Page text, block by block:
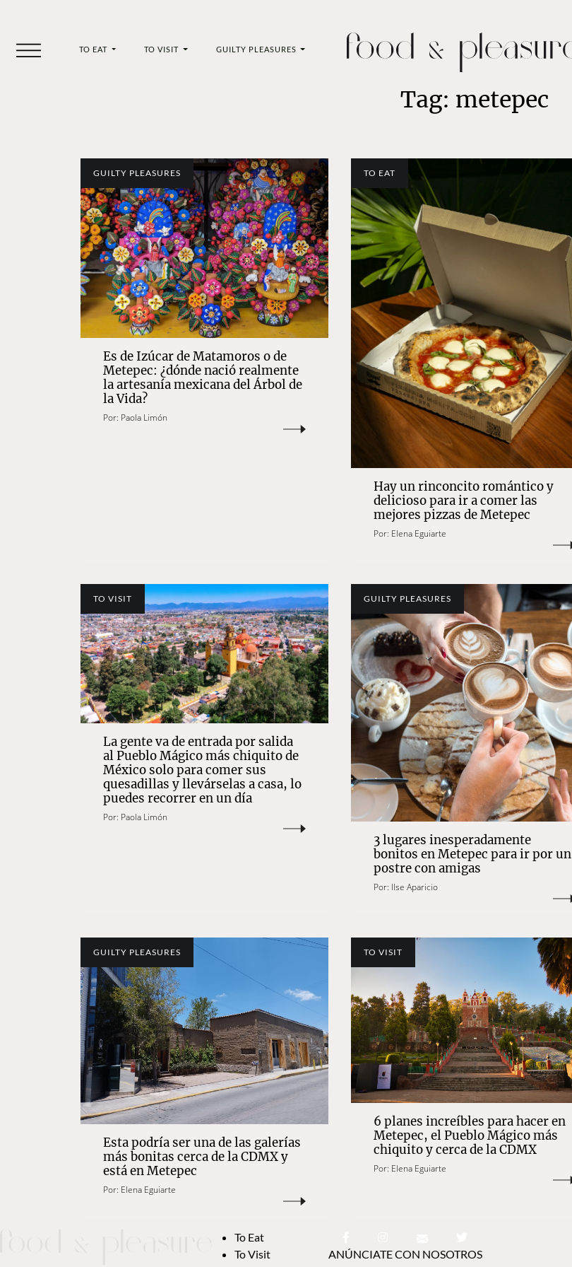
TO EAT TO VISIT GUILTY PLEASURES
Tag: metepec
GUILTY PLEASURES
Es de Izúcar de Matamoros o de
Metepec: ¿dónde nació realmente
la artesanía mexicana del Árbol de
la Vida?
Por: Paola Limón
TO EAT
Hay un rinconcito romántico y
delicioso para ir a comer las
mejores pizzas de Metepec
Por: Elena Eguiarte
TO VISIT
La gente va de entrada por salida
al Pueblo Mágico más chiquito de
México solo para comer sus
quesadillas y llevárselas a casa, lo
puedes recorrer en un día
Por: Paola Limón
GUILTY PLEASURES
3 lugares inesperadamente
bonitos en Metepec para ir por un
postre con amigas
Por: Ilse Aparicio
GUILTY PLEASURES
Esta podría ser una de las galerías
más bonitas cerca de la CDMX y
está en Metepec
Por: Elena Eguiarte
TO VISIT
6 planes increíbles para hacer en
Metepec, el Pueblo Mágico más
chiquito y cerca de la CDMX
Por: Elena Eguiarte
To Eat
To Visit
ANÚNCIATE CON NOSOTROS